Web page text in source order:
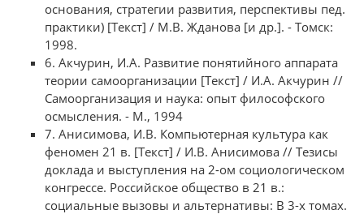
основания, стратегии развития, перспективы пед.
практики) [Текст] / М.В. Жданова [и др.]. - Томск:
1998.
6. Акчурин, И.А. Развитие понятийного аппарата
теории самоорганизации [Текст] / И.А. Акчурин //
Самоорганизация и наука: опыт философского
осмысления. - М., 1994
7. Анисимова, И.В. Компьютерная культура как
феномен 21 в. [Текст] / И.В. Анисимова // Тезисы
доклада и выступления на 2-ом социологическом
конгрессе. Российское общество в 21 в.:
социальные вызовы и альтернативы: В 3-х томах.